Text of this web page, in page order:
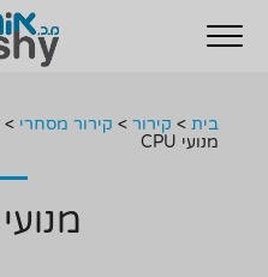
בית > קירור > קירור מסחרי >
מנועי CPU
מנועי CPU